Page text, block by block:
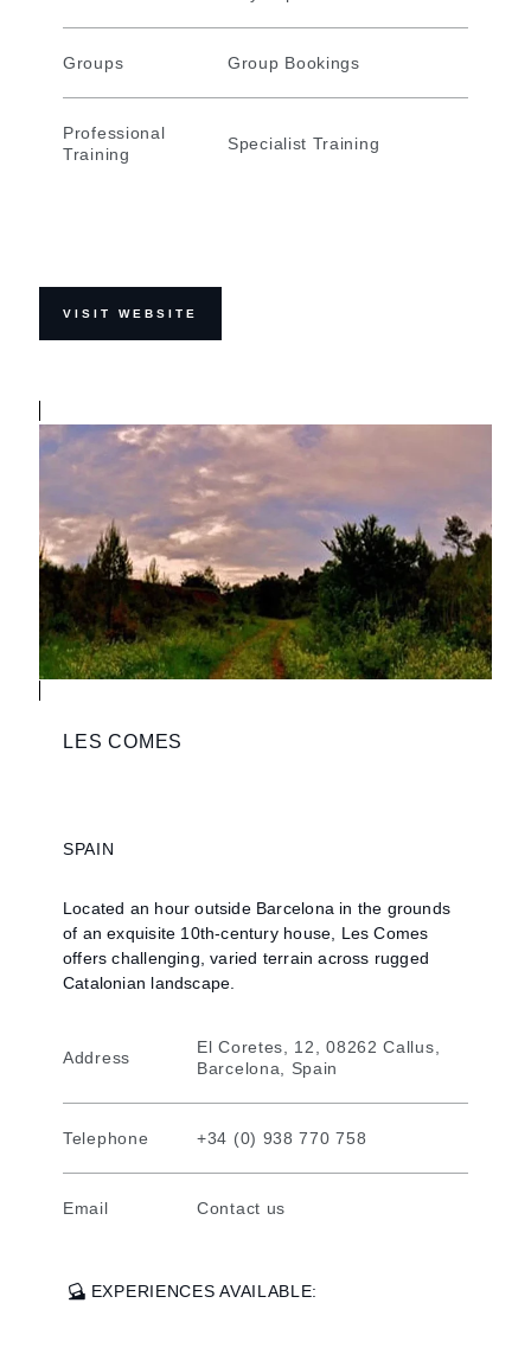
Groups Group Bookings
Professional
Training
Specialist Training
VISIT WEBSITE
LES COMES
SPAIN
Located an hour outside Barcelona in the grounds
of an exquisite 10th-century house, Les Comes
offers challenging, varied terrain across rugged
Catalonian landscape.
Address
El Coretes, 12, 08262 Callus,
Barcelona, Spain
Telephone +34 (0) 938 770 758
Email Contact us
EXPERIENCES AVAILABLE: